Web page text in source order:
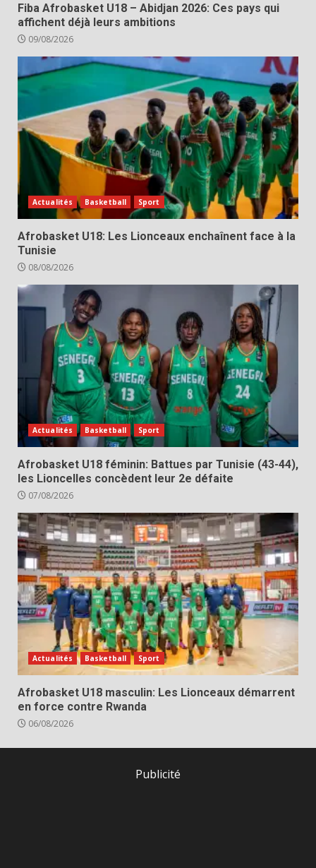
Fiba Afrobasket U18 – Abidjan 2026: Ces pays qui
affichent déjà leurs ambitions
09/08/2026
Actualités Basketball Sport
Afrobasket U18: Les Lionceaux enchaînent face à la
Tunisie
08/08/2026
Actualités Basketball Sport
Afrobasket U18 féminin: Battues par Tunisie (43-44),
les Lioncelles concèdent leur 2e défaite
07/08/2026
Actualités Basketball Sport
Afrobasket U18 masculin: Les Lionceaux démarrent
en force contre Rwanda
06/08/2026
Publicité